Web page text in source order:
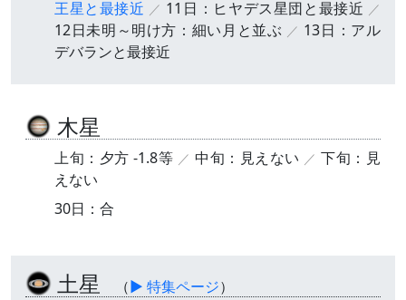
王星と最接近
11日：ヒヤデス星団と最接近
12日未明～明け方：細い月と並ぶ
13日：アル
デバランと最接近
木星
上旬：夕方 -1.8等 中旬：見えない
下旬：見
えない
30日：合
土星 （▶ 特集ページ）